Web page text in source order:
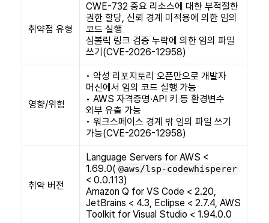
취약점 유형
CWE-732 중요 리소스에 대한 부적절한
권한 할당, 신뢰 경계 미적용에 의한 임의
코드 실행
심볼릭 링크 검증 누락에 의한 임의 파일
쓰기(CVE-2026-12958)
영향/위험
• 악성 리포지토리 오픈만으로 개발자
머신에서 임의 코드 실행 가능
• AWS 자격증명·API 키 등 환경변수
외부 유출 가능
• 워크스페이스 경계 밖 임의 파일 쓰기
가능(CVE-2026-12958)
취약 버전
Language Servers for AWS <
1.69.0( @aws/lsp-codewhisperer
< 0.0.113)
Amazon Q for VS Code < 2.20,
JetBrains < 4.3, Eclipse < 2.7.4, AWS
Toolkit for Visual Studio < 1.94.0.0